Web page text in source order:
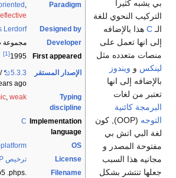
imperative object-oriented,
Procedural ,reflective
Rasmus Lerdorf
مجموعة پ.إتش.پ
First
1995
[1]
المستقر 5.3.3 / يوليو 22, 2010
; 16
years ago
Dynamic,weak
C
Cross-platform
ترخيص PHP
.php, .phtml .php5 .phps